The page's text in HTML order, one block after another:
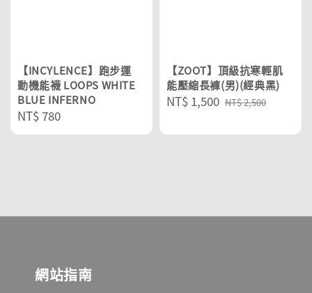
【INCYLENCE】跑步運
動機能襪 LOOPS WHITE
BLUE INFERNO
Regular
price
NT$ 780
【ZOOT】頂級抗寒輕肌
能壓縮長褲(男)(經典黑)
Sale
NT$ 1,500 Regular
NT$ 2,500
網站指南